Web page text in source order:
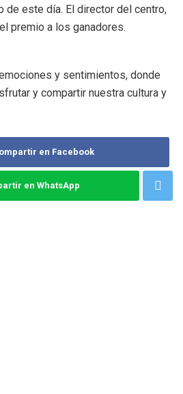
de este día. El director del centro,
premio a los ganadores.
y sentimientos, donde
y compartir nuestra cultura y
en Facebook
en WhatsApp